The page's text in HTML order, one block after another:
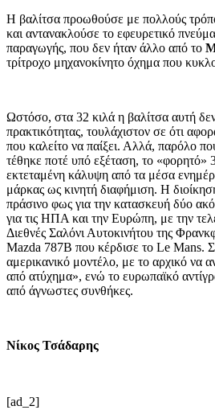
Η βαλίτσα προωθούσε με πολλούς
και αντανακλούσε το εφευρετικό
παραγωγής, που δεν ήταν άλλο από το
τρίτροχο μηχανοκίνητο όχημα που
Ωστόσο, στα 32 κιλά η βαλίτσα αυτή
πρακτικότητας, τουλάχιστον σε ότι
που καλείτο να παίξει. Αλλά, παρόλο
τέθηκε ποτέ υπό εξέταση, το «φορητό»
εκτεταμένη κάλυψη από τα μέσα
μάρκας ως κινητή διαφήμιση. Η
πράσινο φως για την κατασκευή δύο
για τις ΗΠΑ και την Ευρώπη, με την
Διεθνές Σαλόνι Αυτοκινήτου της
Mazda 787B που κέρδισε το Le Mans.
αμερικανικό μοντέλο, με το αρχικό να
από ατύχημα», ενώ το ευρωπαϊκό
από άγνωστες συνθήκες.
Νίκος Τσάδαρης
[ad_2]